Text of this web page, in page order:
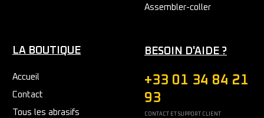
Assembler-coller
LA BOUTIQUE
Accueil
Contact
Tous les abrasifs
BESOIN D'AIDE ?
+33 01 34 84 21
93
CONTACT ET SUPPORT CLIENT